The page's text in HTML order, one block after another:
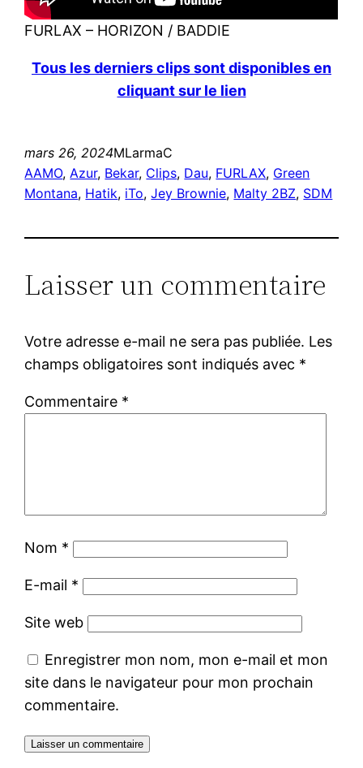
FURLAX – HORIZON / BADDIE
Tous les derniers clips sont disponibles en
cliquant sur le lien
mars 26, 2024MLarmaC
AAMO, Azur, Bekar, Clips, Dau, FURLAX, Green
Montana, Hatik, iTo, Jey Brownie, Malty 2BZ, SDM
Laisser un commentaire
Votre adresse e-mail ne sera pas publiée. Les
champs obligatoires sont indiqués avec *
Commentaire *
Nom *
E-mail *
Site web
Enregistrer mon nom, mon e-mail et mon
site dans le navigateur pour mon prochain
commentaire.